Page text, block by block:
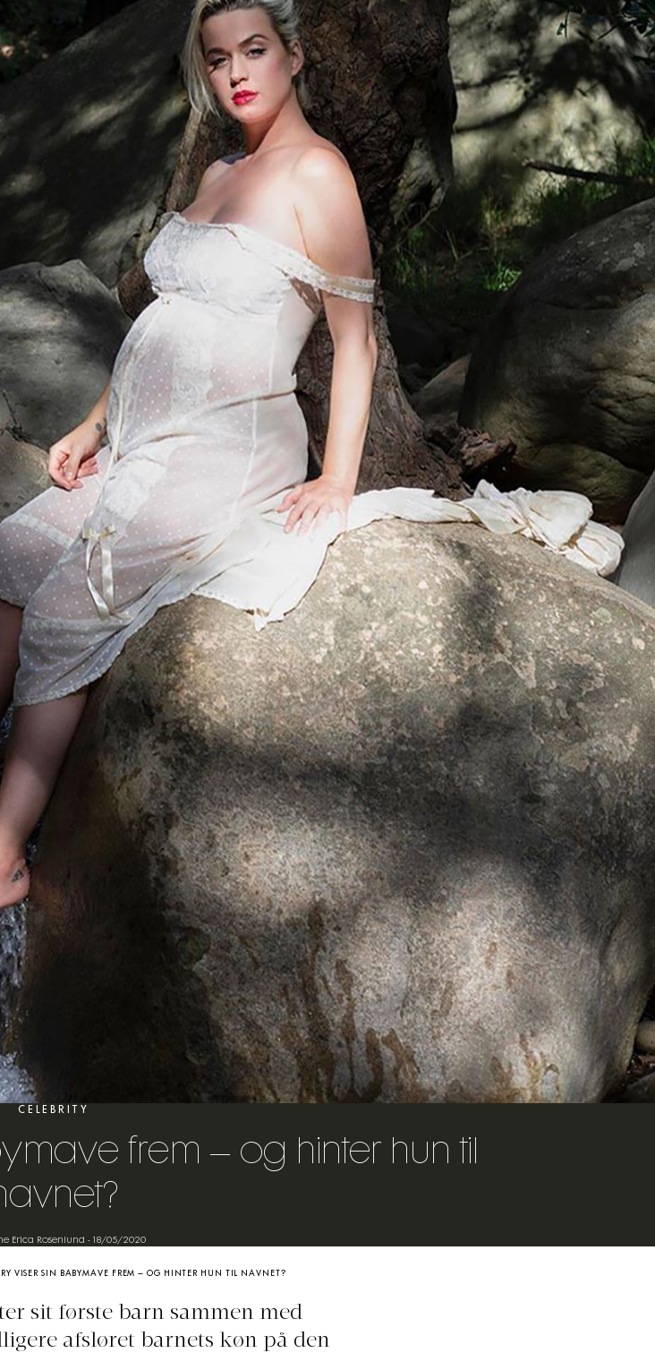
CELEBRITY
frem – og hinter hun til
Erica Rosenlund - 18/05/2020
VISER SIN BABYMAVE FREM – OG HINTER HUN TIL NAVNET?
sit første barn sammen med
afsløret barnets køn på den